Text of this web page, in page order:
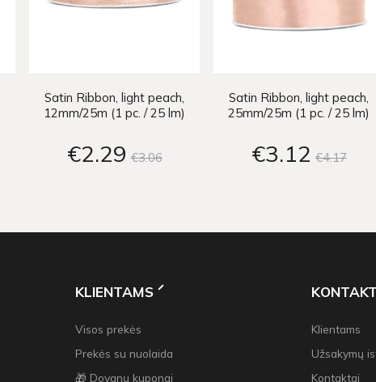
Satin Ribbon, light peach,
12mm/25m (1 pc. / 25 lm)
€2 29 €306
Satin Ribbon, light peach,
25mm/25m (1 pc. / 25 lm)
€3 12 €417
KLIENTAMS
Visos prekės
Prekės su nuolaida
🎁 Dovanų kuponai
Klientams
Užsakymų
Kontaktai